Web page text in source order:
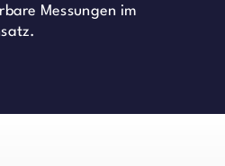
Messungen im